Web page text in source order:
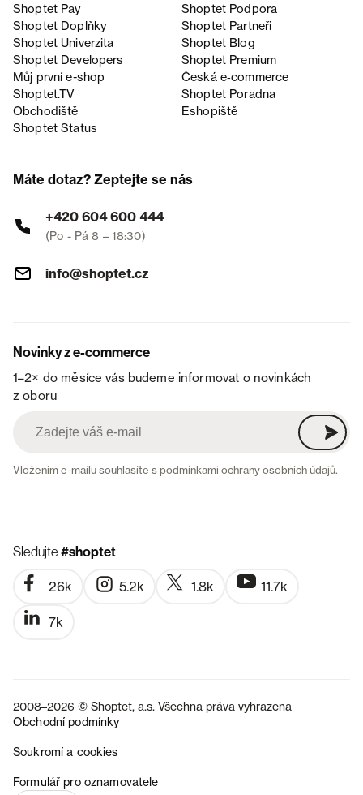
Shoptet Pay
Shoptet Podpora
Shoptet Doplňky
Shoptet Partneři
Shoptet Univerzita
Shoptet Blog
Shoptet Developers
Shoptet Premium
Můj první e-shop
Česká e‑commerce
Shoptet.TV
Shoptet Poradna
Obchodiště
Eshopiště
Shoptet Status
Máte dotaz? Zeptejte se nás
+420 604 600 444
(Po - Pá 8 – 18:30)
info@shoptet.cz
Novinky z e-commerce
1–2× do měsíce vás budeme informovat o novinkách
z oboru
Vložením e-mailu souhlasíte spodmínkami ochrany osobních údajů.
Sledujte#shoptet
26k 5.2k 1.8k 11.7k
7k
2008–2026 © Shoptet, a.s. Všechna práva vyhrazena
Obchodní podmínky
Soukromí a cookies
Formulář pro oznamovatele